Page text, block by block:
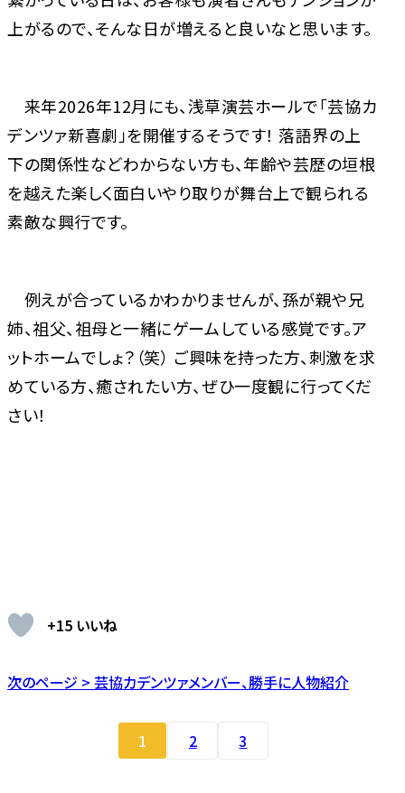
上がるので、そんな日が増えると良いなと思います。
来年2026年12月にも、浅草演芸ホールで「芸協カ
デンツァ新喜劇」を開催するそうです！ 落語界の上
下の関係性などわからない方も、年齢や芸歴の垣根
を越えた楽しく面白いやり取りが舞台上で観られる
素敵な興行です。
例えが合っているかわかりませんが、孫が親や兄
姉、祖父、祖母と一緒にゲームしている感覚です。ア
ットホームでしょ？（笑） ご興味を持った方、刺激を求
めている方、癒されたい方、ぜひ一度観に行ってくだ
さい！
+15 いいね
次のページ > 芸協カデンツァメンバー、勝手に人物紹介
1 2 3